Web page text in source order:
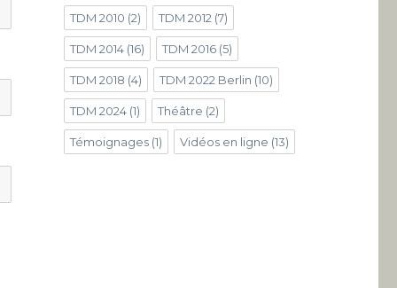
TDM 2010 (2) TDM 2012 (7)
TDM 2014(16) TDM 2016(5)
TDM 2018 (4) TDM 2022 Berlin (10)
TDM 2024(1) Théâtre (2)
Témoignages(1) Vidéos en ligne (13)